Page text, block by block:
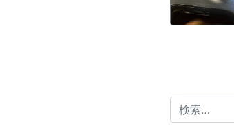
検索: